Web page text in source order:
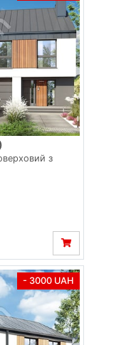
з
- 3000 UAH